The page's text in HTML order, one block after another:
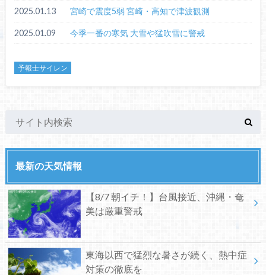
2025.01.13 宮崎で震度5弱 宮崎・高知で津波観測
2025.01.09 今季一番の寒気 大雪や猛吹雪に警戒
予報士サイレン
最新の天気情報
【8/7 朝イチ！】台風接近、沖縄・奄
美は厳重警戒
東海以西で猛烈な暑さが続く、熱中症
対策の徹底を